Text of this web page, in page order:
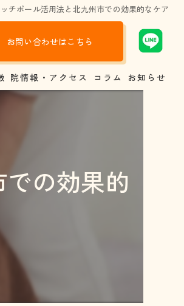
チポール活用法と北九州市での効果的なケア
お問い合わせはこちら
受けられるの？
の？？
院情報・アクセス コラム お知らせ
の効果的